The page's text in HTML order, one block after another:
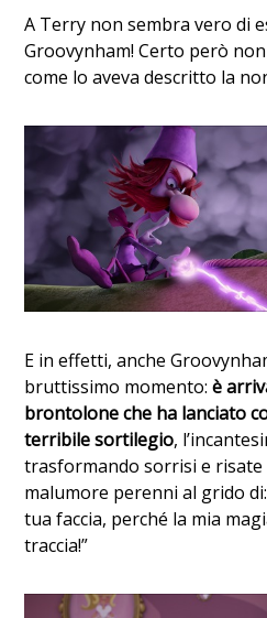
A Terry non sembra vero di
Groovynham! Certo però
come lo aveva descritto la
E in effetti, anche
bruttissimo momento:è
brontolone che ha lanciato
terribile sortilegio,
trasformando sorrisi e risate
malumore perenni al grido
tua faccia, perché la mia
traccia!”